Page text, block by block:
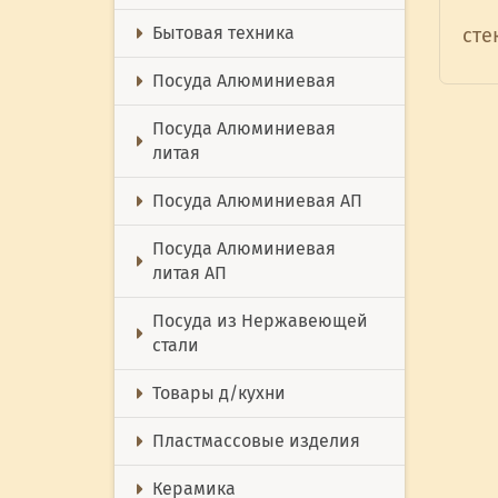
Бытовая техника
Посуда Алюминиевая
Посуда Алюминиевая
литая
Посуда Алюминиевая АП
Посуда Алюминиевая
литая АП
Посуда из Нержавеющей
стали
Товары д/кухни
Пластмассовые изделия
Керамика